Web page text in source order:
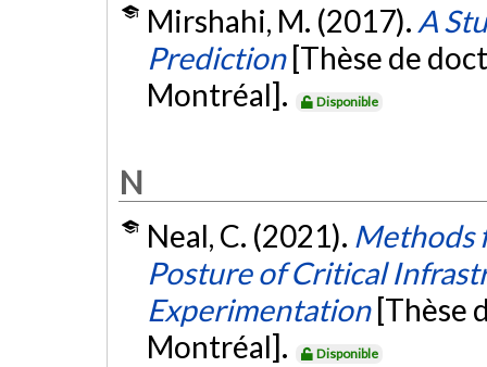
Mirshahi, M. (2017). A
Prediction [Thèse de
Montréal].
Disponible
N
Neal, C. (2021). Methods
Posture of Critical
Experimentation [Thèse
Montréal].
Disponible